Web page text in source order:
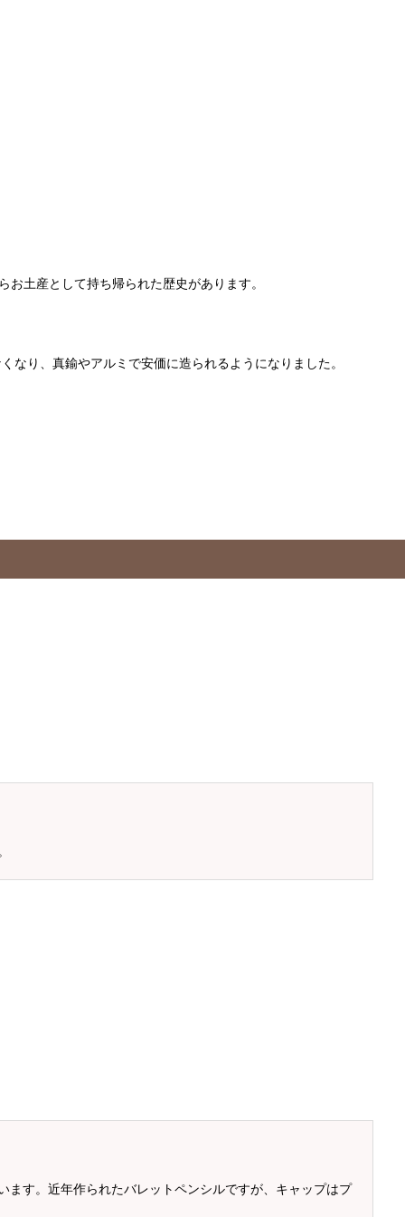
土産として持ち帰られた歴史があります。
り、真鍮やアルミで安価に造られるようになりました。
す。近年作られたバレットペンシルですが、キャップはプ